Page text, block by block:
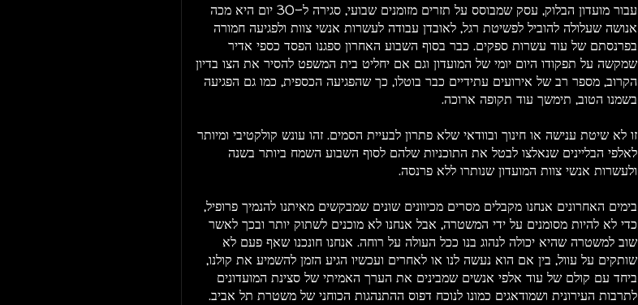
עבור מועדון הבלוק, עסק שמבוסס על תזרים מזומנים שבועי, סגירה ל-30 יום היא מכה
אנושה שעלולה להוביל לפשיטת רגל, לאובדן עבודה לעשרות אנשי צוות ולפגיעה חמורה
בפרנסתם של עוד עשרות ספקים. כבר בסוף השבוע האחרון ספגנו הפסד כספי אדיר
שמקשה על תפקודו היום יומי של המועדון וגם אם יחליט בית המשפט להסיר את הצו בדיון
הקרוב, מספר רב של אירועים עתידיים כבר בוטלו, כך שהפגיעה הכספית, כמו גם הפגיעה
בשמנו הטוב, תימשך עוד תקופה ארוכה.
זו לא שיטת ענישה או חינוך ובוודאי שלא פתרון לבעיית הסמים. זהו עונש קולקטיבי ומיותר
לאלפי הבליינים שנאלצו לבטל את התוכניות שלהם לסוף השבוע השמח ביותר בשנה
ולעשרות אנשי צוות המועדון שנותרו ללא פרנסה.
בימים האחרונים אנחנו מקבלים מסרים מכיוונים שונים שמבקשים מאיתנו להנמיך פרופיל,
כדי לא להיות מסומנים על ידי המשטרה, אבל אנחנו לא מוכנים לשתוק יותר ובכך לאשר
שוב למשטרה שהיא יכולה לנהוג בנו ככל העולה על רוחה. אנחנו חונכנו שאף פעם לא
שותקים על עוול, בין אם הוא נעשה לנו או לאחרים ועכשיו הגיע הזמן להשמיע את קולנו,
ביחד עם קולם של עוד אלפי אנשים שמבינים את הערך האמיתי של סצינת המועדונים
לתרבות העירונית ושמודאגים כמונו לנוכח דפוס ההתנהגות הכוחני של משטרת תל אביב.